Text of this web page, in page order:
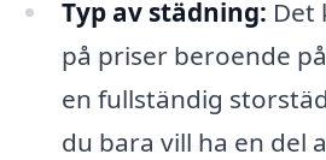
Typ av städning: Det
på priser beroende
en fullständig
du bara vill ha en del